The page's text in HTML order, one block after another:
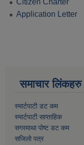
Citizen Charter
Application Letter
समाचार लिंकहरु
स्मार्टपाटी डट कम
स्मार्टपाटी साप्ताहिक
सगरमाथा पोष्ट डट कम
सजिलो पत्र